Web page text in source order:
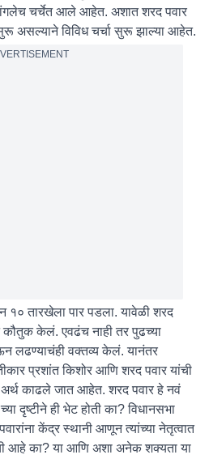
चर्चेत आले आहेत. अशात शरद पवार
असल्याने विविध चर्चा सुरू झाल्या आहेत.
१० तारखेला पार पडला. यावेळी शरद
केलं. एवढंच नाही तर पुढच्या
लढण्याचंही वक्तव्य केलं. यानंतर
प्रशांत किशोर आणि शरद पवार यांची
काढले जात आहेत. शरद पवार हे नवं
दृष्टीने ही भेट होती का? विधानसभा
केंद्र स्थानी आणून त्यांच्या नेतृत्वात
आहे का? या आणि अशा अनेक शक्यता या